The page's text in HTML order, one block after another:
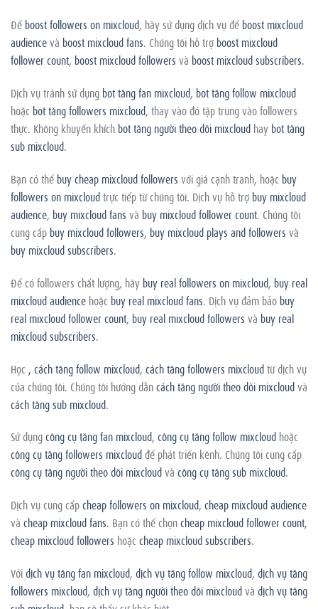
Để boost followers on mixcloud, hãy sử dụng dịch vụ để boost mixcloud
audiencevà boost mixcloud fans. Chúng tôi hỗ trợ boost mixcloud
follower count, boost mixcloud followers và boost mixcloud subscribers.
Dịch vụ tránh sử dụng bot tăng fan mixcloud, bot tăng follow mixcloud
hoặc bot tăng followers mixcloud, thay vào đó tập trung vào followers
thực. Không khuyến khích bot tăng người theo dõi mixcloud hay bot tăng
sub mixcloud.
Bạn có thể buy cheap mixcloud followers với giá cạnh tranh, hoặc buy
followers on mixcloudtrực tiếp từ chúng tôi. Dịch vụ hỗ trợ buy mixcloud
audience, buy mixcloud fans và buy mixcloud follower count. Chúng tôi
cung cấp buy mixcloud followers, buy mixcloud plays and followers và
buy mixcloud subscribers.
Để có followers chất lượng, hãy buy real followers on mixcloud, buy real
mixcloud audience hoặc buy real mixcloud fans. Dịch vụ đảm bảo buy
real mixcloud follower count, buy real mixcloud followers và buy real
mixcloud subscribers.
Học , cách tăng follow mixcloud, cách tăng followers mixcloudtừ dịch vụ
của chúng tôi. Chúng tôi hướng dẫncách tăng người theo dõi mixcloudvà
cách tăng sub mixcloud.
Sử dụngcông cụ tăng fan mixcloud, công cụ tăng follow mixcloud hoặc
công cụ tăng followers mixcloudđể phát triển kênh. Chúng tôi cung cấp
công cụ tăng người theo dõi mixcloudvà công cụ tăng sub mixcloud.
Dịch vụ cung cấpcheap followers on mixcloud, cheap mixcloud audience
và cheap mixcloud fans. Bạn có thể chọncheap mixcloud follower count,
cheap mixcloud followers hoặc cheap mixcloud subscribers.
Vớidịch vụ tăng fan mixcloud, dịch vụ tăng follow mixcloud, dịch vụ tăng
followers mixcloud, dịch vụ tăng người theo dõi mixcloudvà dịch vụ tăng